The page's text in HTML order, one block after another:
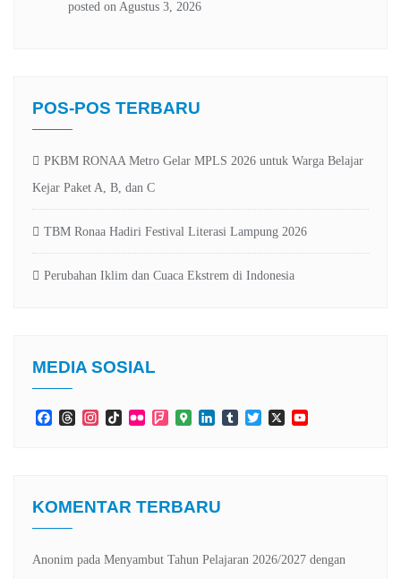
POS-POS TERBARU
PKBM RONAA Metro Gelar MPLS 2026 untuk Warga Belajar
Kejar Paket A, B, dan C
TBM Ronaa Hadiri Festival Literasi Lampung 2026
Perubahan Iklim dan Cuaca Ekstrem di Indonesia
MEDIA SOSIAL
FacebookThreadsInstagramTikTokFlickr Foursquare
GoogleLinkedInTumblrTwitter
X
KOMENTAR TERBARU
Anonim pada Menyambut Tahun Pelajaran 2026/2027 dengan